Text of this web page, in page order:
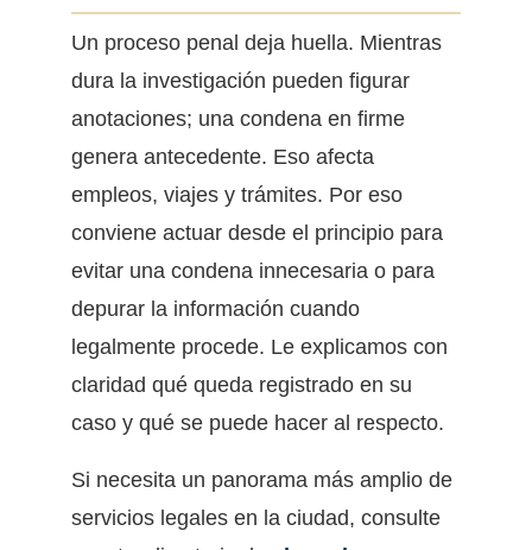
Un proceso penal deja huella. Mientras
dura la investigación pueden figurar
anotaciones; una condena en firme
genera antecedente. Eso afecta
empleos, viajes y trámites. Por eso
conviene actuar desde el principio para
evitar una condena innecesaria o para
depurar la información cuando
legalmente procede. Le explicamos con
claridad qué queda registrado en su
caso y qué se puede hacer al respecto.
Si necesita un panorama más amplio de
servicios legales en la ciudad, consulte